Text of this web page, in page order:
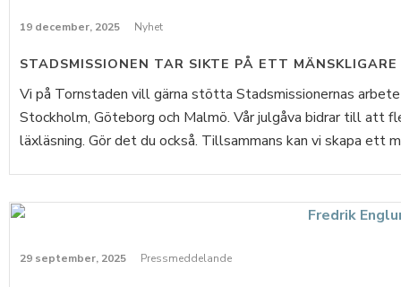
19 december, 2025 Nyhet
STADSMISSIONEN TAR SIKTE PÅ ETT
Vi på Tornstaden vill gärna stötta Stadsmissionernas
Stockholm, Göteborg och Malmö. Vår julgåva bidrar till att
läxläsning. Gör det du också. Tillsammans kan vi skapa ett
29 september, 2025 Pressmeddelande